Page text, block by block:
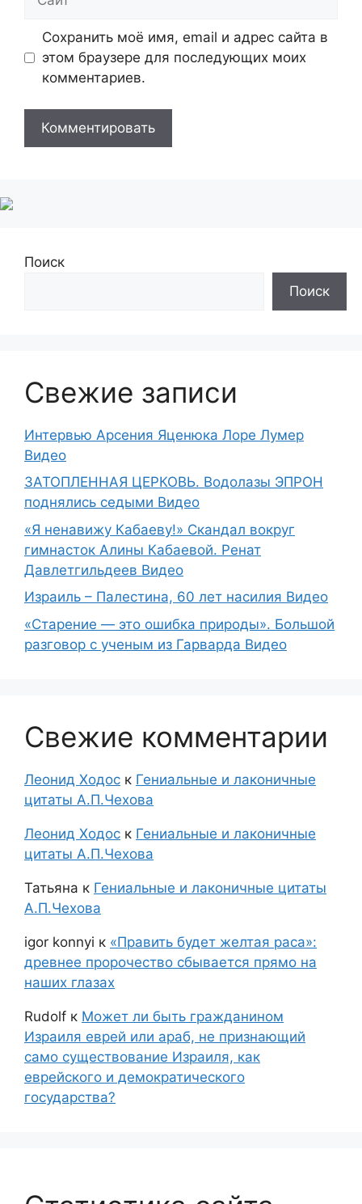
Сохранить моё имя, email и адрес сайта в
этом браузере для последующих моих
комментариев.
Поиск
Поиск
Свежие записи
Интервью Арсения Яценюка Лоре Лумер
Видео
ЗАТОПЛЕННАЯ ЦЕРКОВЬ. Водолазы ЭПРОН
поднялись седыми Видео
«Я ненавижу Кабаеву!» Скандал вокруг
гимнасток Алины Кабаевой. Ренат
Давлетгильдеев Видео
Израиль – Палестина, 60 лет насилия Видео
«Старение — это ошибка природы». Большой
разговор с ученым из Гарварда Видео
Свежие комментарии
Леонид Ходос к Гениальные и лаконичные
цитаты А.П.Чехова
Леонид Ходос к Гениальные и лаконичные
цитаты А.П.Чехова
Татьяна к Гениальные и лаконичные цитаты
А.П.Чехова
igor konnyi к «Править будет желтая раса»:
древнее пророчество сбывается прямо на
наших глазах
Rudolf к Может ли быть гражданином
Израиля еврей или араб, не признающий
само существование Израиля, как
еврейского и демократического
государства?